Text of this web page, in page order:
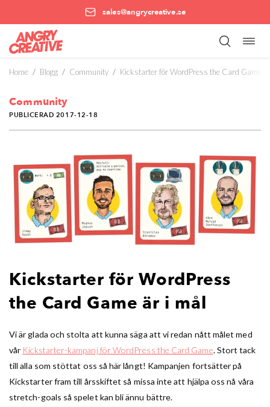
sales@angrycreative.se
Hoppa
innehåll
Home / Blogg / Community / Kickstarter för WordPress the Card Game
Community
PUBLICERAD 2017-12-18
Kickstarter för WordPress
the Card Game är i mål
Vi är glada och stolta att kunna säga att vi redan nått målet med
vår Kickstarter-kampanj för WordPress the Card Game. Stort tack
till alla som stöttat oss så här långt! Kampanjen fortsätter på
Kickstarter fram till årsskiftet så missa inte att hjälpa oss nå våra
stretch-goals så spelet kan bli ännu bättre.